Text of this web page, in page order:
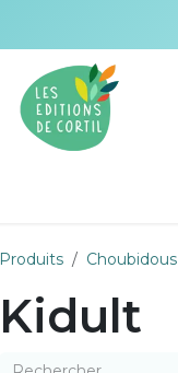
Produits Choubidous
Kidult